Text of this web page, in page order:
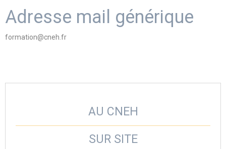
Adresse mail générique
formation@cneh.fr
AU CNEH
SUR SITE